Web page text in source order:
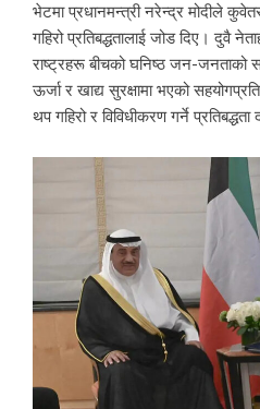
भेटमा प्रधानमन्त्री नरेन्द्र मोदीले
गहिरो प्रतिबद्धतालाई जोड दिए। दुवै
राष्ट्रहरू बीचको घनिष्ठ जन-जनताको
ऊर्जा र खाद्य सुरक्षामा भएको
थप गहिरो र विविधीकरण गर्ने प्रतिबद्धता